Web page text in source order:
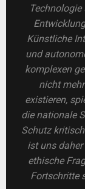
Künstliche
und
komplexen
nicht
existieren,
die nationale
Schutz
ist uns
ethische
Fortschritte